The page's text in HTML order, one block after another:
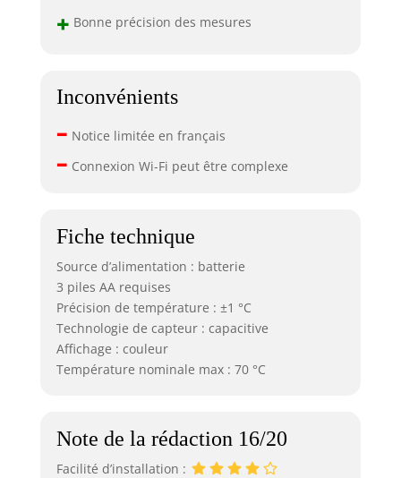
+ Bonne précision des mesures
Inconvénients
– Notice limitée en français
– Connexion Wi-Fi peut être complexe
Fiche technique
Source d’alimentation : batterie
3 piles AA requises
Précision de température : ±1 °C
Technologie de capteur : capacitive
Affichage : couleur
Température nominale max : 70 °C
Note de la rédaction 16/20
Facilité d’installation :